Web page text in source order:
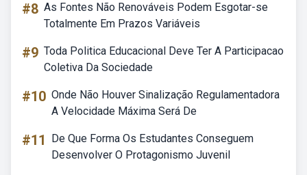
#8 As Fontes Não Renováveis Podem Esgotar-se
Totalmente Em Prazos Variáveis
#9 Toda Politica Educacional Deve Ter A Participacao
Coletiva Da Sociedade
#10 Onde Não Houver Sinalização Regulamentadora
A Velocidade Máxima Será De
#11
De Que Forma Os Estudantes Conseguem
Desenvolver O Protagonismo Juvenil